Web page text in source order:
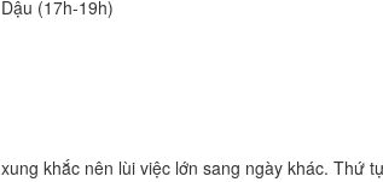
Dậu (17h-19h)
xung khắc nên lùi việc lớn sang ngày khác. Thứ